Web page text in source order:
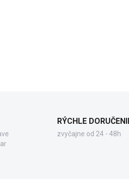
RÝCHLE
zvyčajne od 24 - 48h